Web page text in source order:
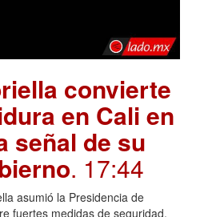
convierte
en Cali en
señal de su
. 17:44
asumió la Presidencia de
fuertes medidas de seguridad,